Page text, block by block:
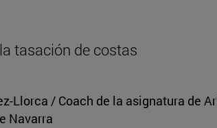
tasación de costas
Llorca / Coach de la asignatura de
Navarra